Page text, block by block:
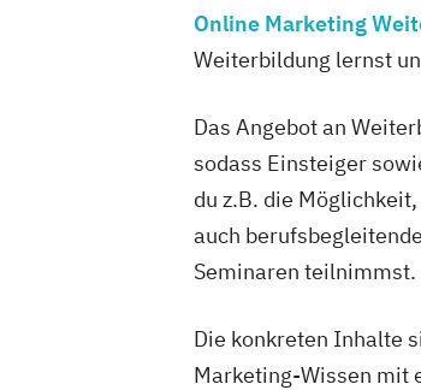
Online Marketing
Weiterbildung lernst
Das Angebot an
sodass Einsteiger
du z.B. die
auch
Seminaren teilnimmst.
Die konkreten Inhalte
Marketing-Wissen mit